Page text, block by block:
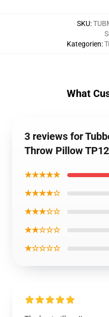
SKU:
Kategorien:
What
3 reviews for
Throw Pillow
★★★★★
★★★★☆
★★★☆☆
★★☆☆☆
★☆☆☆☆